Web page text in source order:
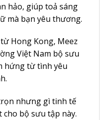
hảo, giúp toả sáng
mà bạn yêu thương.
Hong Kong, Meez
Việt Nam bộ sưu
hứng từ tình yêu
nhưng gì tinh tế
bộ sưu tập này.